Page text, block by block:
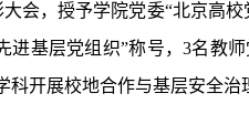
大会，授予学院党委“北京高
进基层党组织”称号，3名教
科开展校地合作与基层安全